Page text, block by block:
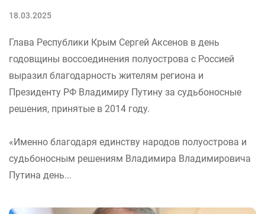
18.03.2025
Глава Республики Крым Сергей Аксенов в день
годовщины воссоединения полуострова с Россией
выразил благодарность жителям региона и
Президенту РФ Владимиру Путину за судьбоносные
решения, принятые в 2014 году.
«Именно благодаря единству народов полуострова и
судьбоносным решениям Владимира Владимировича
Путина день...